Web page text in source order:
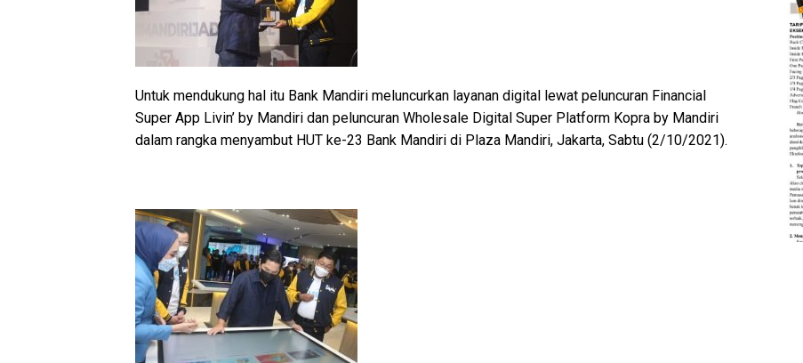
Untuk mendukung hal itu Bank Mandiri meluncurkan layanan digital lewat peluncuran Financial
Super App Livin’ by Mandiri dan peluncuran Wholesale Digital Super Platform Kopra by Mandiri
dalam rangka menyambut HUT ke-23 Bank Mandiri di Plaza Mandiri, Jakarta, Sabtu (2/10/2021).